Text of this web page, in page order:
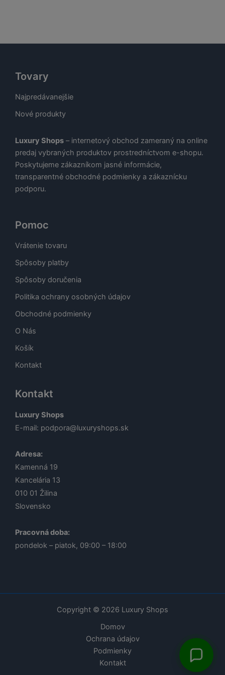
Tovary
Najpredávanejšie
Nové produkty
Luxury Shops – internetový obchod zameraný na online
predaj vybraných produktov prostredníctvom e-shopu.
Poskytujeme zákazníkom jasné informácie,
transparentné obchodné podmienky a zákaznícku
podporu.
Pomoc
Vrátenie tovaru
Spôsoby platby
Spôsoby doručenia
Politika ochrany osobných údajov
Obchodné podmienky
O Nás
Košík
Kontakt
Kontakt
Luxury Shops
E-mail: podpora@luxuryshops.sk
Adresa:
Kamenná 19
Kancelária 13
010 01 Žilina
Slovensko
Pracovná doba:
pondelok – piatok, 09:00 – 18:00
Copyright © 2026 Luxury Shops
Domov
Ochrana údajov
Podmienky
Kontakt
Dobrý deň!